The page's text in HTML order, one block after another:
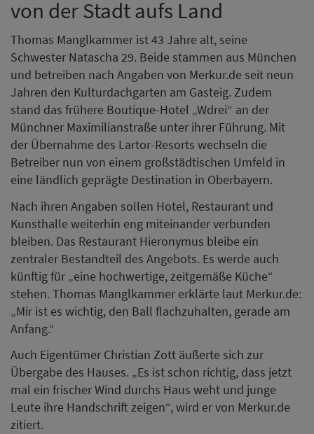
von der Stadt aufs Land
Thomas Manglkammer ist 43 Jahre alt, seine
Schwester Natascha 29. Beide stammen aus München
und betreiben nach Angaben von Merkur.de seit neun
Jahren den Kulturdachgarten am Gasteig. Zudem
stand das frühere Boutique-Hotel „Wdrei“ an der
Münchner Maximilianstraße unter ihrer Führung. Mit
der Übernahme des Lartor-Resorts wechseln die
Betreiber nun von einem großstädtischen Umfeld in
eine ländlich geprägte Destination in Oberbayern.
Nach ihren Angaben sollen Hotel, Restaurant und
Kunsthalle weiterhin eng miteinander verbunden
bleiben. Das Restaurant Hieronymus bleibe ein
zentraler Bestandteil des Angebots. Es werde auch
künftig für „eine hochwertige, zeitgemäße Küche“
stehen. Thomas Manglkammer erklärte laut Merkur.de:
„Mir ist es wichtig, den Ball flachzuhalten, gerade am
Anfang.“
Auch Eigentümer Christian Zott äußerte sich zur
Übergabe des Hauses. „Es ist schon richtig, dass jetzt
mal ein frischer Wind durchs Haus weht und junge
Leute ihre Handschrift zeigen“, wird er von Merkur.de
zitiert.